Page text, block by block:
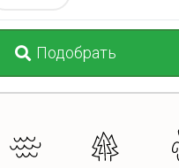
Подобрать